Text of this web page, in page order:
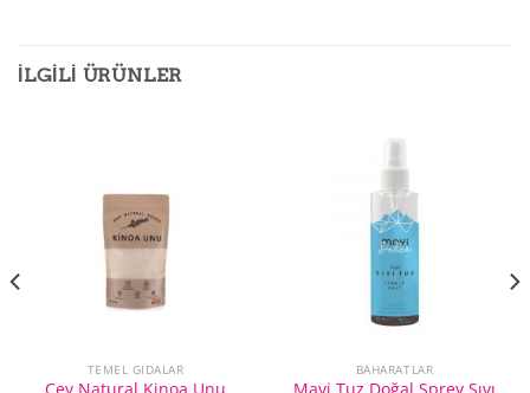
İLGILI ÜRÜNLER
TEMEL GIDALAR BAHARATLAR